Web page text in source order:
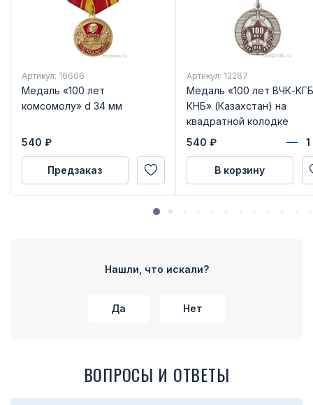
Артикул: 16606
Медаль «100 лет
комсомолу» d 34 мм
540 ₽
Предзаказ
Артикул: 12267
Медаль «100 лет ВЧК-
КНБ» (Казахстан) на
квадратной колодке
540 ₽
В корзину
Нашли, что искали?
Да Нет
ВОПРОСЫ И ОТВЕТЫ